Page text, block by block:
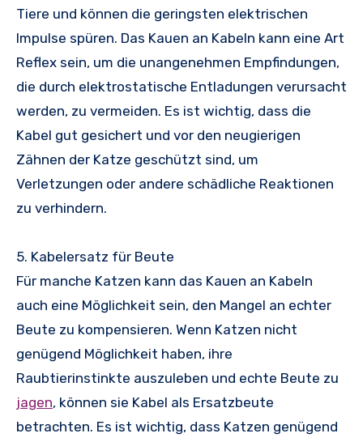
Tiere und können die geringsten elektrischen
Impulse spüren. Das Kauen an Kabeln kann eine Art
Reflex sein, um die unangenehmen Empfindungen,
die durch elektrostatische Entladungen verursacht
werden, zu vermeiden. Es ist wichtig, dass die
Kabel gut gesichert und vor den neugierigen
Zähnen der Katze geschützt sind, um
Verletzungen oder andere schädliche Reaktionen
zu verhindern.
5. Kabelersatz für Beute
Für manche Katzen kann das Kauen an Kabeln
auch eine Möglichkeit sein, den Mangel an echter
Beute zu kompensieren. Wenn Katzen nicht
genügend Möglichkeit haben, ihre
Raubtierinstinkte auszuleben und echte Beute zu
jagen, können sie Kabel als Ersatzbeute
betrachten. Es ist wichtig, dass Katzen genügend